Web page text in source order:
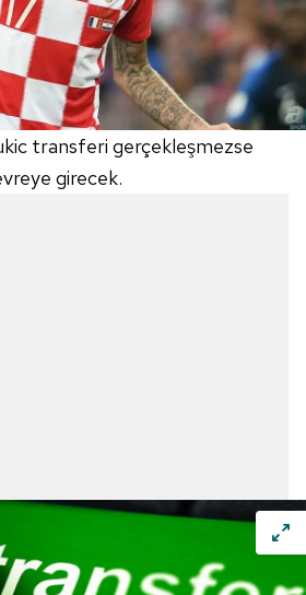
transferi gerçekleşmezse
girecek.